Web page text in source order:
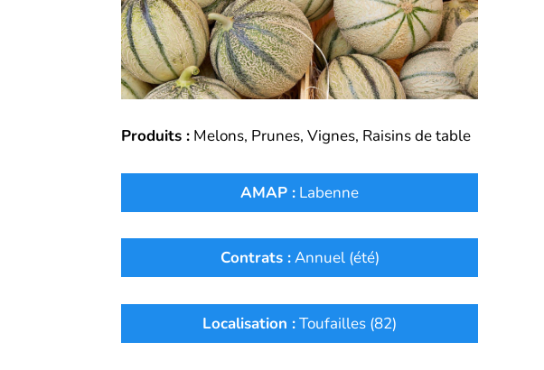
Produits : Melons, Prunes, Vignes, Raisins de table
AMAP : Labenne
Contrats :Annuel (été)
Localisation :Toufailles (82)